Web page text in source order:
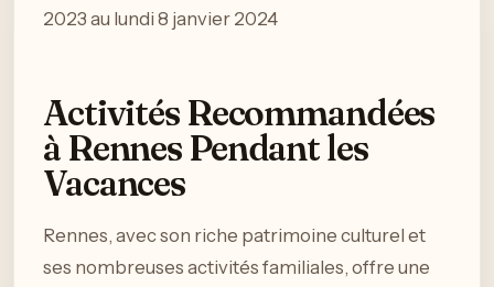
2023 au lundi 8 janvier 2024
Activités Recommandées
à Rennes Pendant les
Vacances
Rennes, avec son riche patrimoine culturel et
ses nombreuses activités familiales, offre une